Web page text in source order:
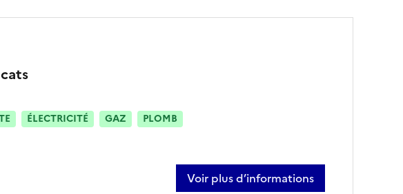
ÉLECTRICITÉ GAZ PLOMB
Voir plus d’informations
sur stéphane rabouam